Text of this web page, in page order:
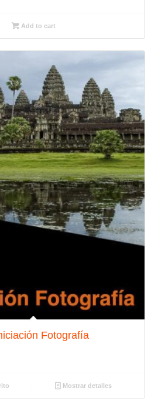
Add to cart
Fotografía
Mostrar detalles